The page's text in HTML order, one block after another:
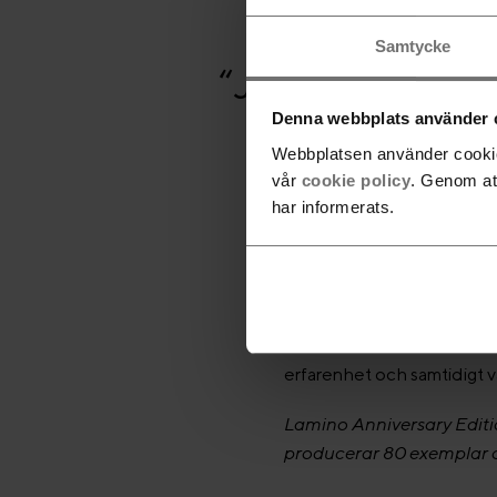
Samtycke
Denna webbplats använder
Webbplatsen använder
vår cookie policy. Genom
har informerats.
“Jag ritade
erfarenhet och samtidigt
Lamino Anniversary
producerar 80 exemplar